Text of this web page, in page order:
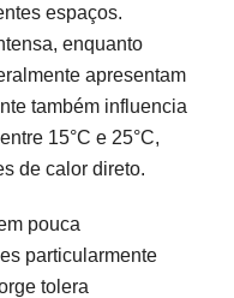
espaços.
enquanto
apresentam
também influencia
15°C e 25°C,
de calor direto.
pouca
particularmente
tolera